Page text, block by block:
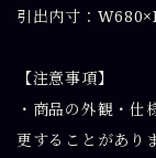
引出内寸：
【注意事項】
・商品の外観・
更することがあり